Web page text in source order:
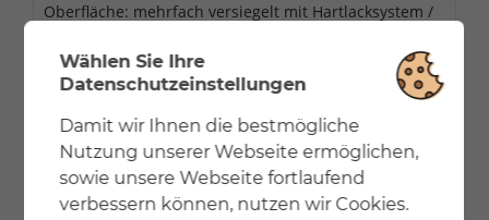
Oberfläche: mehrfach versiegelt mit Hartlacksystem /
Grundriss: gerade
20 cm Stahlbetonwand
20 cm Holzmassivwand (z. B. Brettstabelwand oder
ähnliches)
Wählen Sie Ihre
Datenschutzeinstellungen
Damit wir Ihnen die bestmögliche
Nutzung unserer Webseite ermöglichen,
sowie unsere Webseite fortlaufend
verbessern können, nutzen wir Cookies.